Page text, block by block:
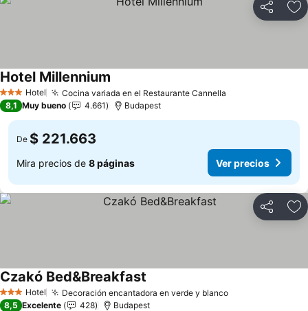
Compartir
3 Estrellas
Hotel Cocina variada en el Restaurante Cannella
Hotel Millennium
8,1 Muy bueno 4.661 Budapest
De $ 221.663
Mira precios de 8 páginas Ver precios
Compartir
3 Estrellas
Hotel Decoración encantadora en verde y blanco
Czakó Bed&Breakfast
8,5 Excelente 428 Budapest